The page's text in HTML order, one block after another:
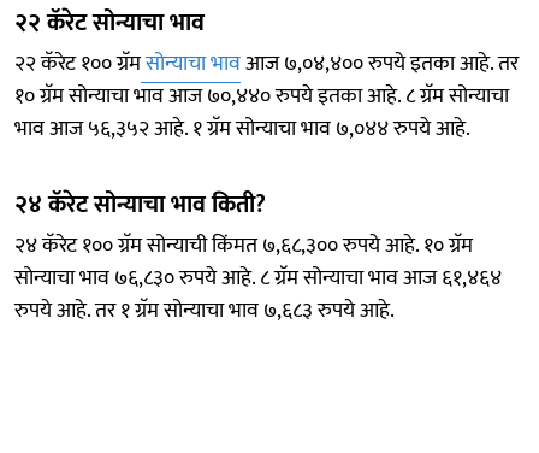
२२ कॅरेट सोन्याचा भाव
२२ कॅरेट १०० ग्रॅमसोन्याचा भावआज ७,०४,४०० रुपये इतका आहे. तर
१० ग्रॅम सोन्याचा भाव आज ७०,४४० रुपये इतका आहे. ८ ग्रॅम सोन्याचा
भाव आज ५६,३५२ आहे. १ ग्रॅम सोन्याचा भाव ७,०४४ रुपये आहे.
२४ कॅरेट सोन्याचा भाव किती?
२४ कॅरेट १०० ग्रॅम सोन्याची किंमत ७,६८,३०० रुपये आहे. १० ग्रॅम
सोन्याचा भाव ७६,८३० रुपये आहे. ८ ग्रॅम सोन्याचा भाव आज ६१,४६४
रुपये आहे. तर १ ग्रॅम सोन्याचा भाव ७,६८३ रुपये आहे.